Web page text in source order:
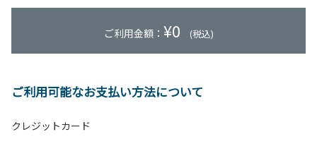
ご利用金額： ¥0 (税込)
ご利用可能なお支払い方法について
クレジットカード